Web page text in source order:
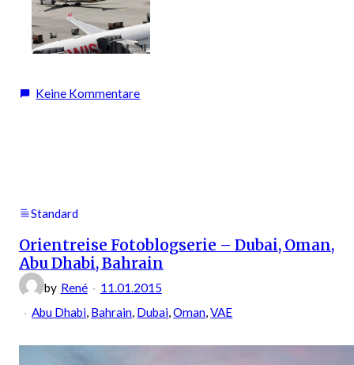
Keine Kommentarezu
Standard
Orientreise Fotoblogserie – Dubai, Oman,
Abu Dhabi, Bahrain
by René
11.01.2015
Abu Dhabi, Bahrain, Dubai, Oman, VAE